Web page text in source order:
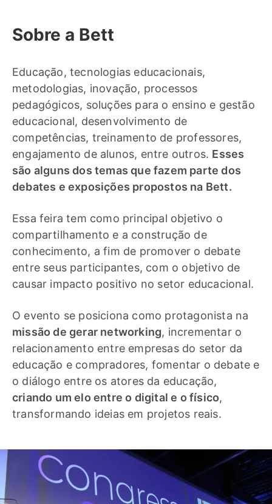
Sobre a Bett
Educação, tecnologias educacionais,
metodologias, inovação, processos
pedagógicos, soluções para o ensino e gestão
educacional, desenvolvimento de
competências, treinamento de professores,
engajamento de alunos, entre outros. Esses
são alguns dos temas que fazem parte dos
debates e exposições propostos na Bett.
Essa feira tem como principal objetivo o
compartilhamento e a construção de
conhecimento, a fim de promover o debate
entre seus participantes, com o objetivo de
causar impacto positivo no setor educacional.
O evento se posiciona como protagonista na
missão de gerar networking, incrementar o
relacionamento entre empresas do setor da
educação e compradores, fomentar o debate e
o diálogo entre os atores da educação,
criando um elo entre o digital e o físico,
transformando ideias em projetos reais.